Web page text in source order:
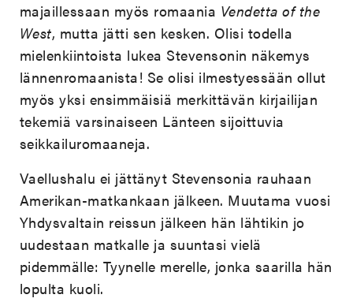
majaillessaan myös romaania Vendetta of the
West, mutta jätti sen kesken. Olisi todella
mielenkiintoista lukea Stevensonin näkemys
lännenromaanista! Se olisi ilmestyessään ollut
myös yksi ensimmäisiä merkittävän kirjailijan
tekemiä varsinaiseen Länteen sijoittuvia
seikkailuromaaneja.
Vaellushalu ei jättänyt Stevensonia rauhaan
Amerikan-matkankaan jälkeen. Muutama vuosi
Yhdysvaltain reissun jälkeen hän lähtikin jo
uudestaan matkalle ja suuntasi vielä
pidemmälle: Tyynelle merelle, jonka saarilla hän
lopulta kuoli.